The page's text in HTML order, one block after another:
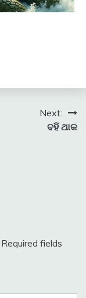
Next:
ବହି ଥାକ
Required fields